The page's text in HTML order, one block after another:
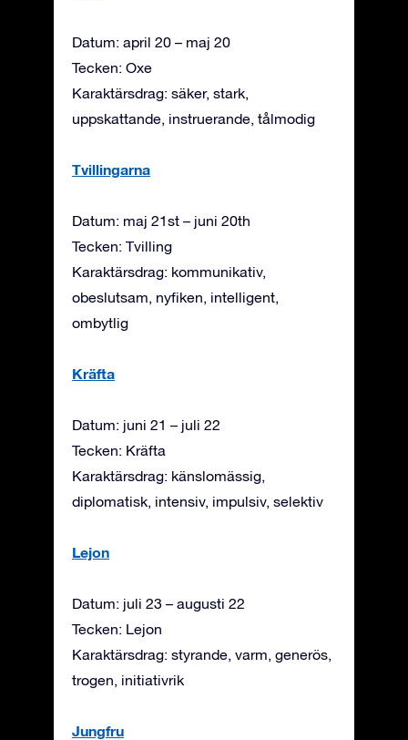
Datum: april 20 – maj 20
Tecken: Oxe
Karaktärsdrag: säker, stark,
uppskattande, instruerande, tålmodig
Tvillingarna
Datum: maj 21st – juni 20th
Tecken: Tvilling
Karaktärsdrag: kommunikativ,
obeslutsam, nyfiken, intelligent,
ombytlig
Kräfta
Datum: juni 21 – juli 22
Tecken: Kräfta
Karaktärsdrag: känslomässig,
diplomatisk, intensiv, impulsiv, selektiv
Lejon
Datum: juli 23 – augusti 22
Tecken: Lejon
Karaktärsdrag: styrande, varm, generös,
trogen, initiativrik
Jungfru